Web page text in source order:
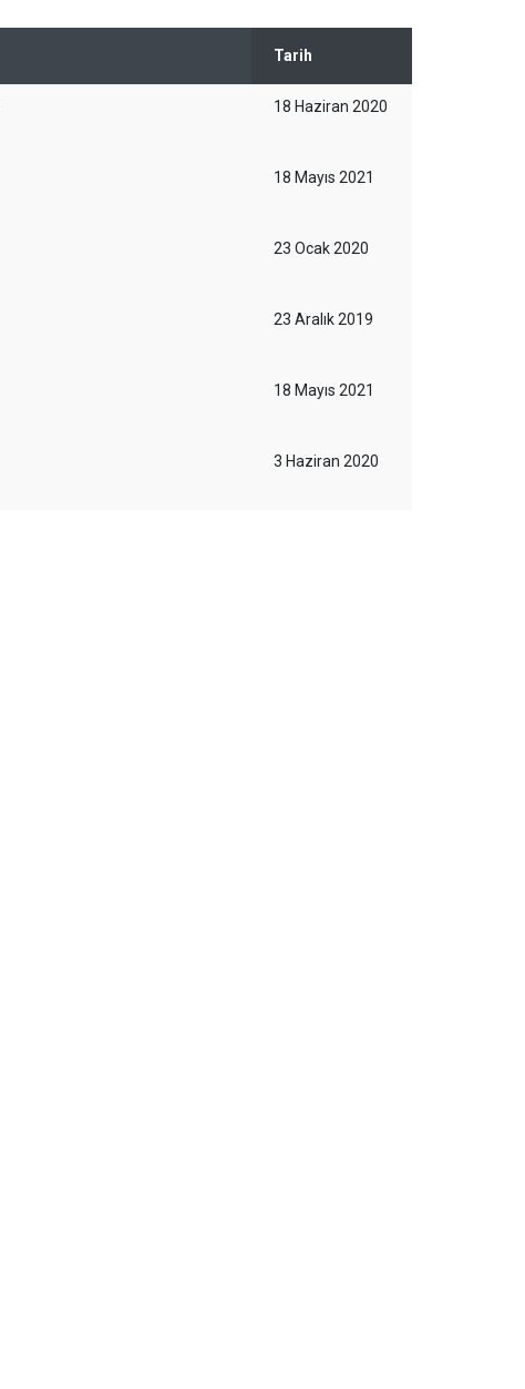
Tarih
18 Haziran 2020
18 Mayıs 2021
23 Ocak 2020
23 Aralık 2019
18 Mayıs 2021
3 Haziran 2020